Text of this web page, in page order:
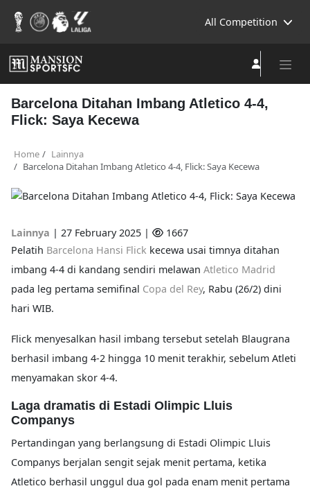
All Competition
Barcelona Ditahan Imbang Atletico 4-4,
Flick: Saya Kecewa
Home
Lainnya
Barcelona Ditahan Imbang Atletico 4-4, Flick: Saya Kecewa
Lainnya | 27 February 2025 |
1667
Pelatih Barcelona Hansi Flick kecewa usai timnya ditahan
imbang 4-4 di kandang sendiri melawan Atletico Madrid
pada leg pertama semifinal Copa del Rey, Rabu (26/2) dini
hari WIB.
Flick menyesalkan hasil imbang tersebut setelah Blaugrana
berhasil imbang 4-2 hingga 10 menit terakhir, sebelum Atleti
menyamakan skor 4-4.
Laga dramatis di Estadi Olimpic Lluis
Companys
Pertandingan yang berlangsung di Estadi Olimpic Lluis
Companys berjalan sengit sejak menit pertama, ketika
Atletico berhasil unggul dua gol pada enam menit pertama